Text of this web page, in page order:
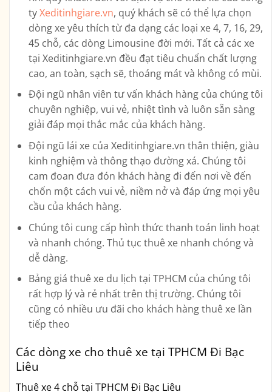
tyXeditinhgiare.vn, quý khách sẽ có thể lựa chọn
dòng xe yêu thích từ đa dạng các loại xe4, 7, 16, 29,
45 chỗ, các dòng Limousine đời mới. Tất cả các xe
tại Xeditinhgiare.vn đều đạt tiêu chuẩn chất lượng
cao, an toàn, sạch sẽ, thoáng mát và không có mùi.
Đội ngũ nhân viên tư vấn khách hàng của chúng tôi
chuyên nghiệp, vui vẻ, nhiệt tình và luôn sẵn sàng
giải đáp mọi thắc mắc của khách hàng.
Đội ngũ lái xe của Xeditinhgiare.vn thân thiện, giàu
kinh nghiệm và thông thạo đường xá. Chúng tôi
cam đoan đưa đón khách hàng đi đến nơi về đến
chốn một cách vui vẻ, niềm nở và đáp ứng mọi yêu
cầu của khách hàng.
Chúng tôi cung cấp hình thức thanh toán linh hoạt
và nhanh chóng. Thủ tục thuê xe nhanh chóng và
dễ dàng.
Bảng giá thuê xe du lịch tại TPHCM của chúng tôi
rất hợp lý và rẻ nhất trên thị trường. Chúng tôi
cũng có nhiều ưu đãi cho khách hàng thuê xe lần
tiếp theo
Các dòng xe cho thuê xe tại TPHCM Đi Bạc
Liêu
Thuê xe 4 chỗ tại TPHCM Đi Bạc Liêu